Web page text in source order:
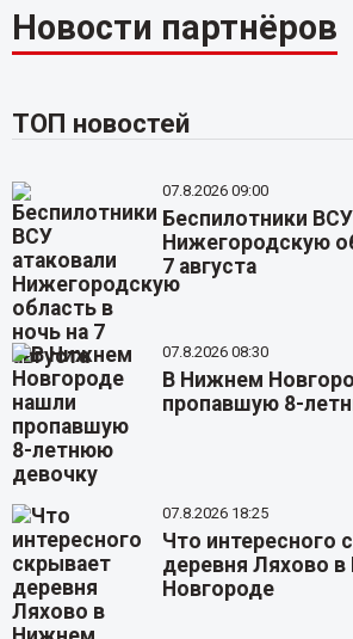
Новости партнёров
ТОП новостей
07.8.2026 09:00
Беспилотники
Нижегородскую
7 августа
07.8.2026 08:30
В Нижнем
пропавшую 8-
07.8.2026 18:25
Что интересного
деревня Ляхово
Новгороде